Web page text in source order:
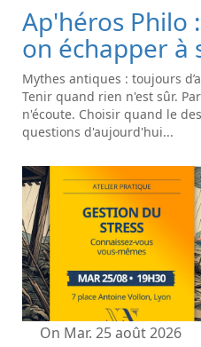
Ap'héros Philo
on échapper à
Mythes antiques : toujours
Tenir quand rien n'est sûr.
n'écoute. Choisir quand le
questions d'aujourd'hui...
On Mar. 25 août 2026